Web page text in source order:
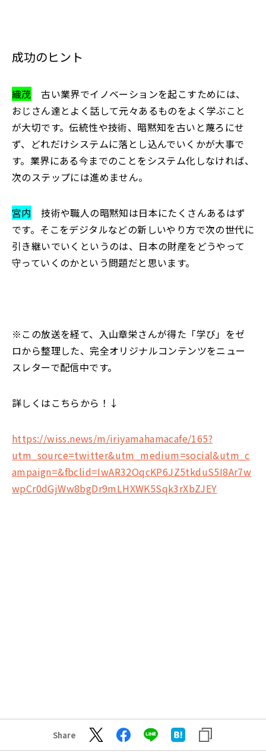
成功のヒント
織茂 古い業界でイノベーションを起こすためには、
おじさん達とよく話して元々あるものをよく学ぶこと
が大切です。伝統性や技術、暗黙知を古いと蔑ろにせ
ず、どれだけシステムに落とし込んでいくかが大事で
す。業界にある今までのことをシステム化しなければ、
次のステップには進めません。
宮内 技術や職人の暗黙知は日本にたくさんあるはず
です。そこをデジタルなどの新しいやり方で次の世代に
引き継いでいくというのは、日本の財産をどうやって
守っていくのかという問題だと思います。
※この放送を経て、入山章栄さんが得た「学び」をゼ
ロから整理した、完全オリジナルコンテンツをニュー
スレターで配信中です。
詳しくはこちらから！↓
https://wiss.news/m/iriyamahamacafe/165?
utm_source=twitter&utm_medium=social&utm_c
ampaign=&fbclid=IwAR32OqcKP6JZ5tkduS5I8Ar7w
wpCr0dGjWw8bgDr9mLHXWK5Sqk3rXbZJEY
Share